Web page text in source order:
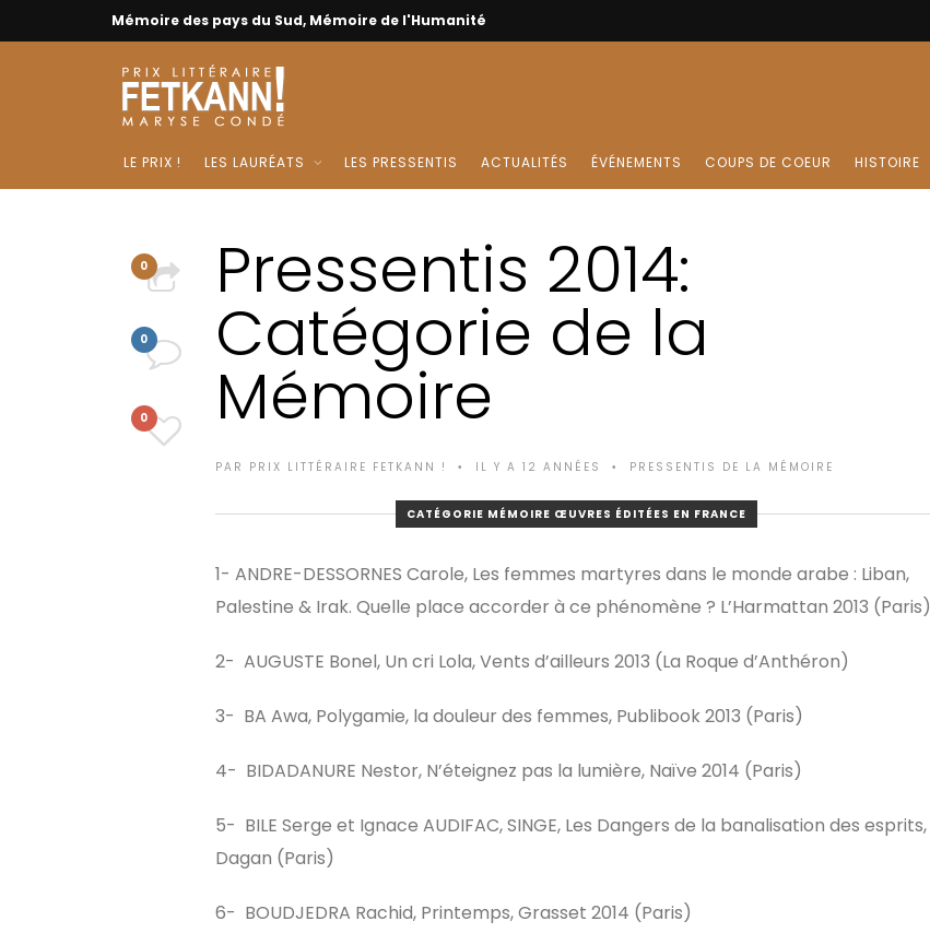
Mémoire des pays du Sud, Mémoire de l'Humanité
LE PRIX ! LES LAURÉATS LES PRESSENTIS ACTUALITÉS ÉVÉNEMENTS COUPS DE COEUR HISTOIRE
0
0
0
Pressentis 2014:
Catégorie de la
Mémoire
PAR PRIX LITTÉRAIRE FETKANN ! • IL Y A 12 ANNÉES • PRESSENTIS DE LA MÉMOIRE
CATÉGORIE MÉMOIRE ŒUVRES ÉDITÉES EN FRANCE
1- ANDRE-DESSORNES Carole, Les femmes martyres dans le monde arabe : Liban,
Palestine & Irak. Quelle place accorder à ce phénomène ? L’Harmattan 2013 (Paris)
2- AUGUSTE Bonel, Un cri Lola, Vents d’ailleurs 2013 (La Roque d’Anthéron)
3- BA Awa, Polygamie, la douleur des femmes, Publibook 2013 (Paris)
4- BIDADANURE Nestor, N’éteignez pas la lumière, Naïve 2014 (Paris)
5- BILE Serge et Ignace AUDIFAC, SINGE, Les Dangers de la banalisation des esprits,
Dagan (Paris)
6- BOUDJEDRA Rachid, Printemps, Grasset 2014 (Paris)